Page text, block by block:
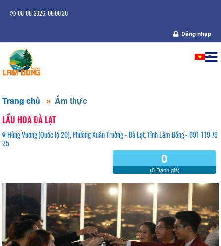
06-08-2026, 08:00:31
Đăng nhập
Trang chủ Ẩm thực
LẨU HOA ĐÀ LẠT
Hùng Vương (Quốc lộ 20), Phường Xuân Trường - Đà Lạt, Tỉnh Lâm Đồng - 091 119 79
25
0
(0 Đánh giá)